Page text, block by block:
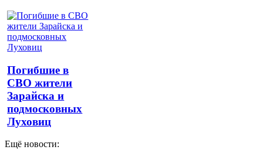
Погибшие в
СВО жители
Зарайска и
подмосковных
Луховиц
Ещё новости: